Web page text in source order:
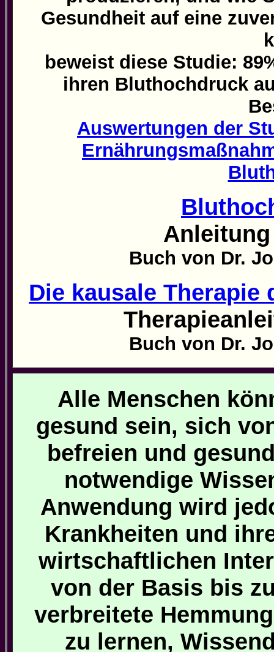
Gesundheit auf eine
beweist diese Studie:
ihren Bluthochdruck
Auswertungen der
Buch von Dr.
Die kausale
Buch von Dr.
Alle Menschen
gesund sein, sich
befreien und
notwendige
Anwendung wird
Krankheiten und
wirtschaftlichen
von der Basis bis
verbreitete
zu lernen,